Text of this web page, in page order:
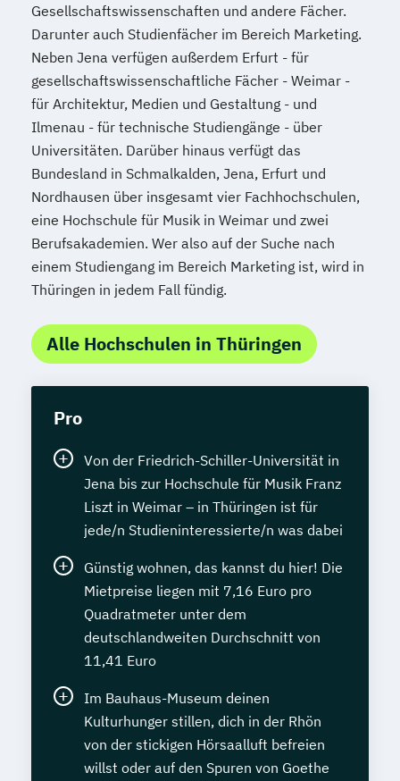
Gesellschaftswissenschaften und andere Fächer.
Darunter auch Studienfächer im Bereich Marketing.
Neben Jena verfügen außerdem Erfurt - für
gesellschaftswissenschaftliche Fächer - Weimar -
für Architektur, Medien und Gestaltung - und
Ilmenau - für technische Studiengänge - über
Universitäten. Darüber hinaus verfügt das
Bundesland in Schmalkalden, Jena, Erfurt und
Nordhausen über insgesamt vier Fachhochschulen,
eine Hochschule für Musik in Weimar und zwei
Berufsakademien. Wer also auf der Suche nach
einem Studiengang im Bereich Marketing ist, wird in
Thüringen in jedem Fall fündig.
Alle Hochschulen in Thüringen
Pro
Von der Friedrich-Schiller-Universität in
Jena bis zur Hochschule für Musik Franz
Liszt in Weimar – in Thüringen ist für
jede/n Studieninteressierte/n was dabei
Günstig wohnen, das kannst du hier! Die
Mietpreise liegen mit 7,16 Euro pro
Quadratmeter unter dem
deutschlandweiten Durchschnitt von
11,41 Euro
Im Bauhaus-Museum deinen
Kulturhunger stillen, dich in der Rhön
von der stickigen Hörsaalluft befreien
willst oder auf den Spuren von Goethe